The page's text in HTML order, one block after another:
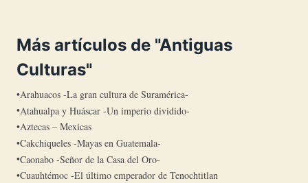
Más artículos de "Antiguas
Culturas"
Arahuacos -La gran cultura de Suramérica-
Atahualpa y Huáscar -Un imperio dividido-
Aztecas – Mexicas
Cakchiqueles -Mayas en Guatemala-
Caonabo -Señor de la Casa del Oro-
Cuauhtémoc -El último emperador de Tenochtitlan